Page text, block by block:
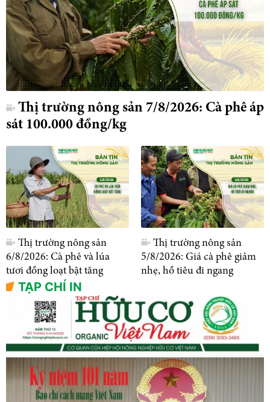
Thị trường nông sản 7/8/2026: Cà phê áp
sát 100.000 đồng/kg
Thị trường nông sản
6/8/2026: Cà phê và lúa
tươi đồng loạt bật tăng
Thị trường nông sản
5/8/2026: Giá cà phê giảm
nhẹ, hồ tiêu đi ngang
TẠP CHÍ IN